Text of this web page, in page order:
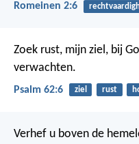
Romeinen 2:6
Zoek rust, mijn ziel, bij
verwachten.
Psalm 62:6 ziel rust
Verhef u boven de